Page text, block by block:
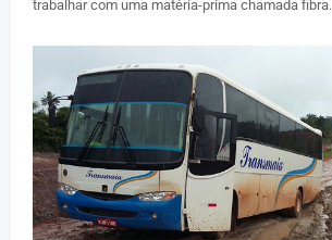
trabalhar com uma matéria-prima chamada fibra.